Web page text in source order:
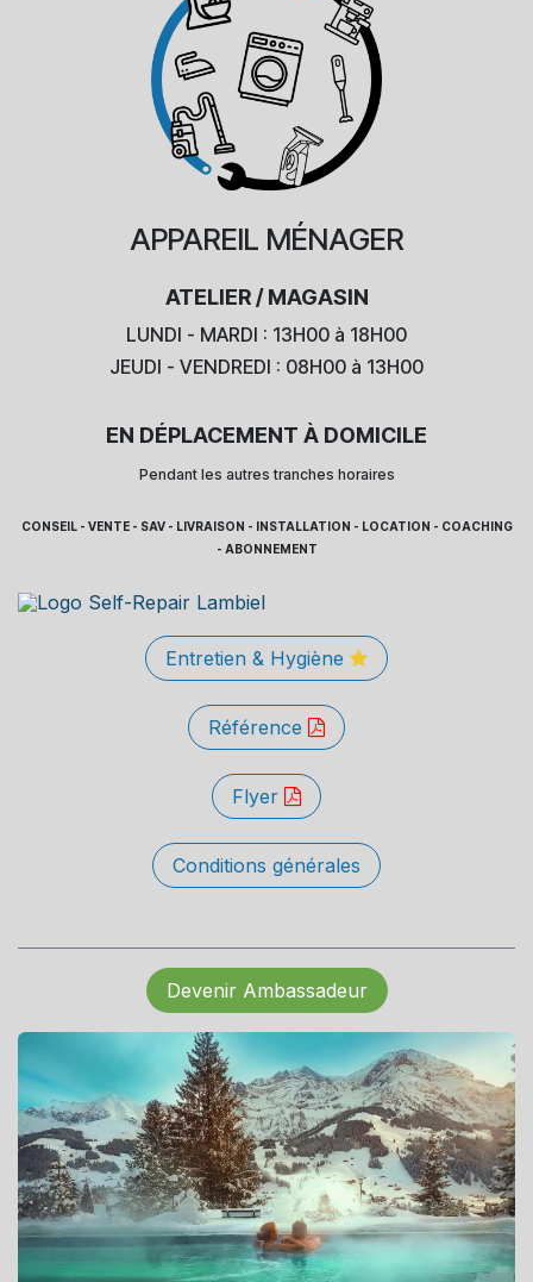
APPAREIL MÉNAGER
ATELIER / MAGASIN
LUNDI - MARDI : 13H00 à 18H00
JEUDI - VENDREDI : 08H00 à 13H00
EN DÉPLACEMENT À DOMICILE
Pendant les autres tranches horaires
CONSEIL - VENTE - SAV - LIVRAISON - INSTALLATION - LOCATION - COACHING
- ABONNEMENT
Entretien & Hygiène
Référence
Flyer
Conditions générales
Devenir Ambassadeur